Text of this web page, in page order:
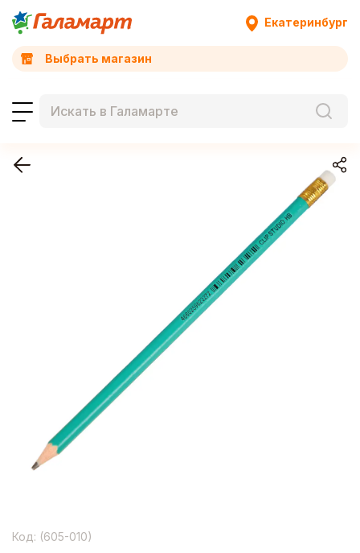
Екатеринбург
Выбрать магазин
Код: (605-010)